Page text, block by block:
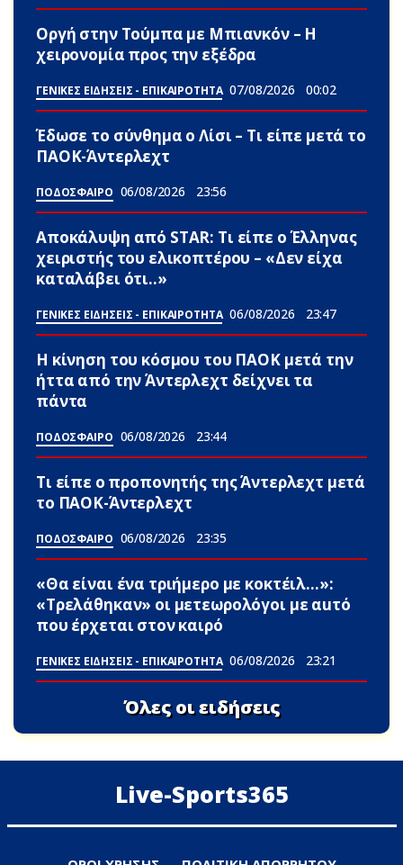
Οργή στην Τούμπα με Μπιανκόν – Η
χειρονομία προς την εξέδρα
ΓΕΝΙΚΕΣ ΕΙΔΗΣΕΙΣ - ΕΠΙΚΑΙΡΟΤΗΤΑ 07/08/2026 00:02
Έδωσε το σύνθημα ο Λίσι – Τι είπε μετά το
ΠΑΟΚ-Άντερλεχτ
ΠΟΔΟΣΦΑΙΡΟ 06/08/2026 23:56
Αποκάλυψη από STAR: Τι είπε ο Έλληνας
χειριστής του ελικοπτέρου – «Δεν είχα
καταλάβει ότι..»
ΓΕΝΙΚΕΣ ΕΙΔΗΣΕΙΣ - ΕΠΙΚΑΙΡΟΤΗΤΑ 06/08/2026 23:47
Η κίνηση του κόσμου του ΠΑΟΚ μετά την
ήττα από την Άντερλεχτ δείχνει τα
πάντα
ΠΟΔΟΣΦΑΙΡΟ 06/08/2026 23:44
Τι είπε ο προπονητής της Άντερλεχτ μετά
το ΠΑΟΚ-Άντερλεχτ
ΠΟΔΟΣΦΑΙΡΟ 06/08/2026 23:35
«Θα είναι ένα τριήμερο με κοκτέιλ…»:
«Τρελάθηκαν» οι μετεωρολόγοι με αuτό
που έρχεται στον καιρό
ΓΕΝΙΚΕΣ ΕΙΔΗΣΕΙΣ - ΕΠΙΚΑΙΡΟΤΗΤΑ 06/08/2026 23:21
Όλες οι ειδήσεις
Live-Sports365